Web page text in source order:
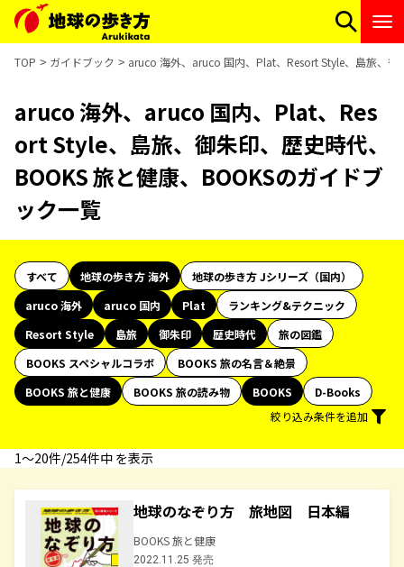
TOP ガイドブック aruco 海外、aruco 国内、Plat、Resort Style、島旅、御
aruco 海外、aruco 国内、Plat、Res
ort Style、島旅、御朱印、歴史時代、
BOOKS 旅と健康、BOOKSのガイドブ
ック一覧
すべて 地球の歩き方 海外
地球の歩き方 Jシリーズ（国内）
aruco 海外
aruco 国内 Plat
ランキング&テクニック
Resort Style
島旅 御朱印 歴史時代
旅の図鑑
BOOKS スペシャルコラボ
BOOKS 旅の名言＆絶景
BOOKS 旅と健康
BOOKS 旅の読み物 BOOKS
D-Books
絞り込み条件を追加
1〜20件/254件中 を表示
地球のなぞり方 旅地図 日本編
BOOKS 旅と健康
2022.11.25 発売